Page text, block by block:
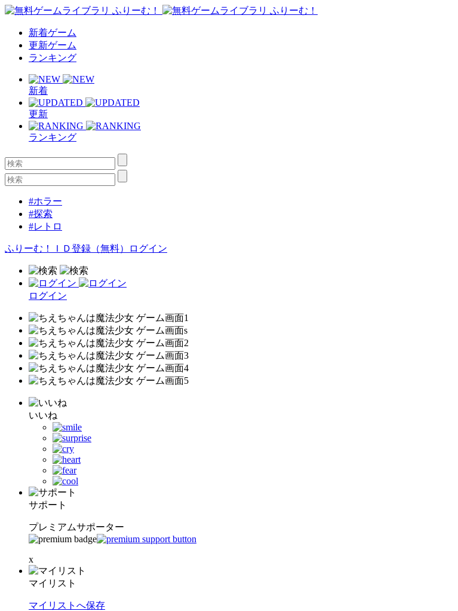
新着ゲーム
更新ゲーム
ランキング
新着
更新
ランキング
#ホラー
#探索
#レトロ
ふりーむ！ＩＤ登録（無料） ログイン
ログイン
いいね
サポート
プレミアムサポーター
x
マイリスト
マイリストへ保存